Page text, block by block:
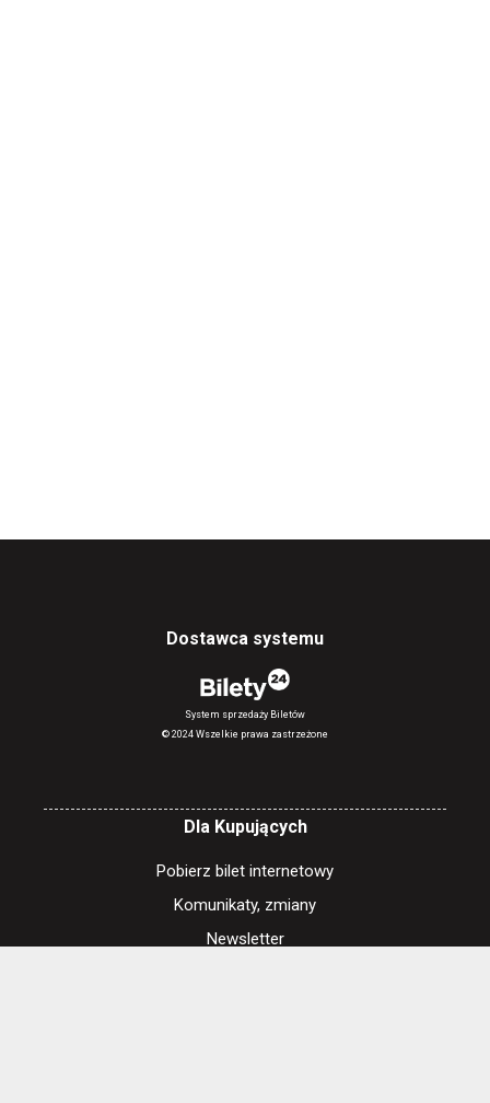
Dostawca systemu
System sprzedaży Biletów
© 2024 Wszelkie prawa zastrzeżone
Dla Kupujących
Pobierz bilet internetowy
Komunikaty, zmiany
Newsletter